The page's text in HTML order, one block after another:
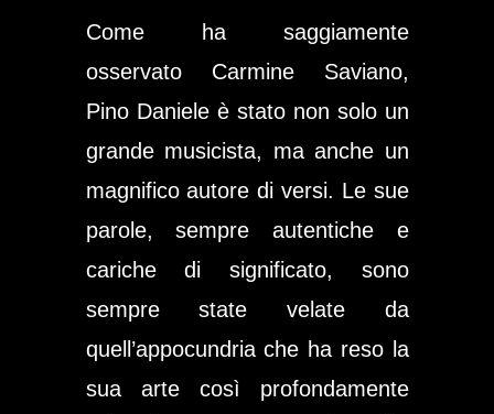
Come ha saggiamente
osservato Carmine Saviano,
Pino Daniele è stato non solo un
grande musicista, ma anche un
magnifico autore di versi. Le sue
parole, sempre autentiche e
cariche di significato, sono
sempre state velate da
quell’appocundria che ha reso la
sua arte così profondamente